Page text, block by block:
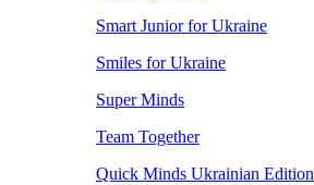
Smart Junior for Ukraine
Smiles for Ukraine
Super Minds
Team Together
Quick Minds Ukrainian Edition